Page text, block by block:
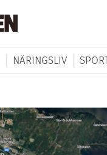
NÄRINGSLIV